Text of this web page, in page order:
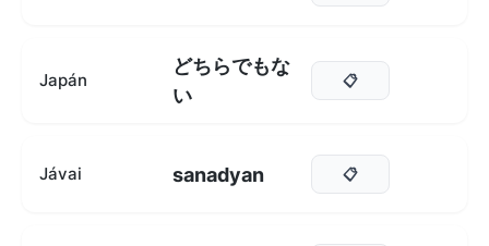
Japán
どちらでもな
い
📋
Jávai sanadyan 📋